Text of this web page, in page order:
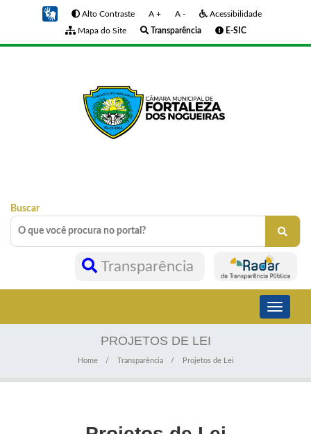
Alto Contraste A + A -
Acessibilidade
Mapa do Site
Transparência E-SIC
Buscar
Transparência
Toggle
PROJETOS DE LEI
Home Transparência Projetos de Lei